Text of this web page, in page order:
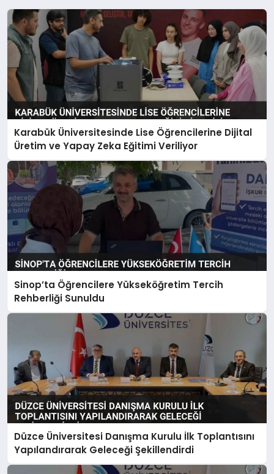
Karabük Üniversitesinde Lise Öğrencilerine Dijital
Üretim ve Yapay Zeka Eğitimi Veriliyor
Sinop’ta Öğrencilere Yükseköğretim Tercih
Rehberliği Sunuldu
Düzce Üniversitesi Danışma Kurulu İlk Toplantısını
Yapılandırarak Geleceği Şekillendirdi